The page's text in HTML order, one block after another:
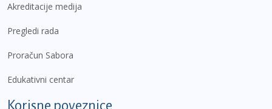
Akreditacije medija
Pregledi rada
Proračun Sabora
Edukativni centar
Korisne poveznice